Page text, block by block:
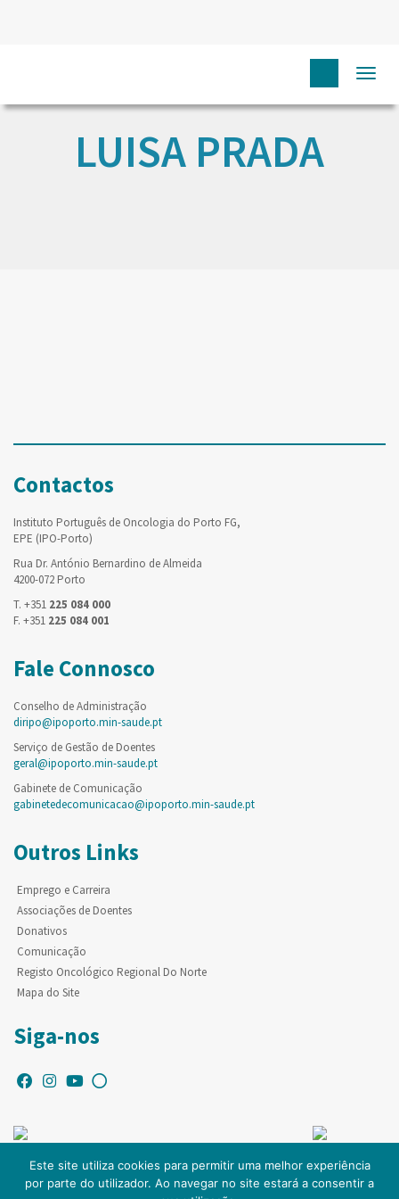
LUISA PRADA
Contactos
Instituto Português de Oncologia do Porto FG,
EPE (IPO-Porto)
Rua Dr. António Bernardino de Almeida
4200-072 Porto
T. +351 225 084 000
F. +351 225 084 001
Fale Connosco
Conselho de Administração
diripo@ipoporto.min-saude.pt
Serviço de Gestão de Doentes
geral@ipoporto.min-saude.pt
Gabinete de Comunicação
gabinetedecomunicacao@ipoporto.min-saude.pt
Outros Links
Emprego e Carreira
Associações de Doentes
Donativos
Comunicação
Registo Oncológico Regional Do Norte
Mapa do Site
Siga-nos
Este site utiliza cookies para permitir uma melhor experiência
por parte do utilizador. Ao navegar no site estará a consentir a